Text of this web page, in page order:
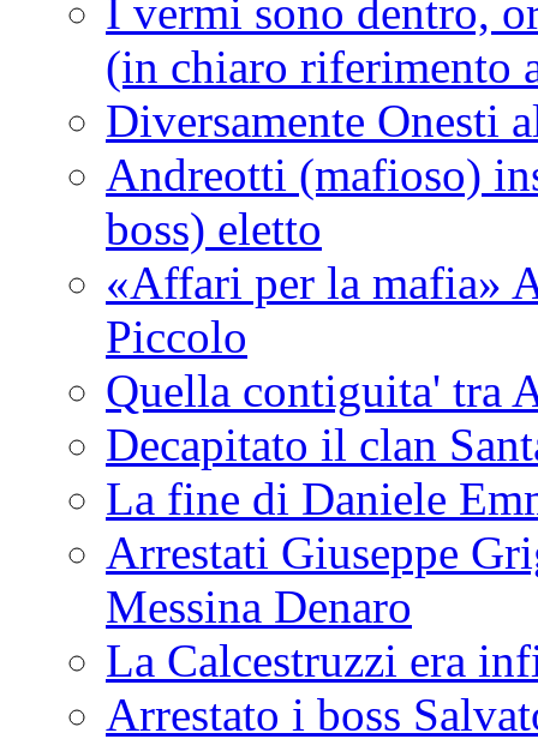
I vermi sono dentro,
(in chiaro riferimento
Diversamente Onesti
Andreotti (mafioso)
boss) eletto
«Affari per la mafia»
Piccolo
Quella contiguita' tra
Decapitato il clan
La fine di Daniele
Arrestati Giuseppe
Messina Denaro
La Calcestruzzi era
Arrestato i boss